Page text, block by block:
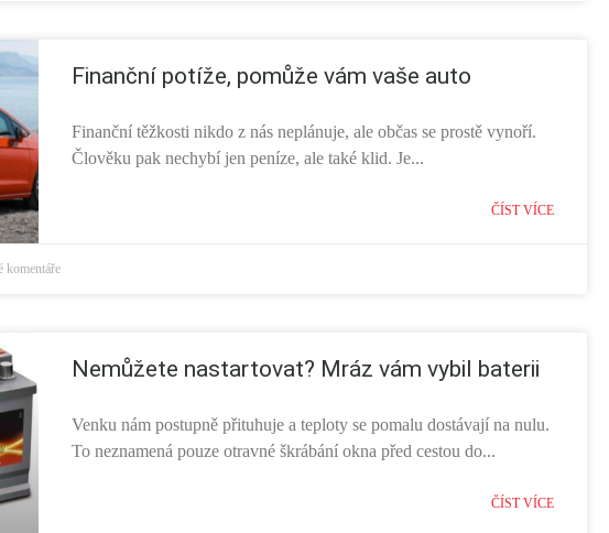
Finanční potíže, pomůže vám vaše auto
Finanční těžkosti nikdo z nás neplánuje, ale občas se prostě vynoří.
Člověku pak nechybí jen peníze, ale také klid. Je...
ČÍST VÍCE
komentáře
Nemůžete nastartovat? Mráz vám vybil baterii
Venku nám postupně přituhuje a teploty se pomalu dostávají na nulu.
To neznamená pouze otravné škrábání okna před cestou do...
ČÍST VÍCE